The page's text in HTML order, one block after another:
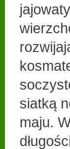
siatką
maju.